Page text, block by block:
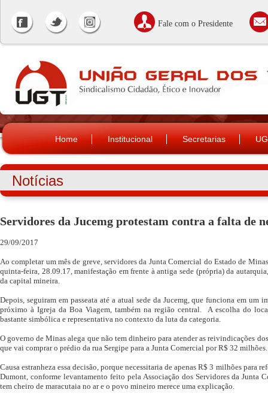
Fale com o Presidente
Home Institucional Secretarias
Notícias
Servidores da Jucemg protestam contra a falta de
29/09/2017
Ao completar um mês de greve, servidores da Junta Comercial do Estado de
quinta-feira, 28.09.17, manifestação em frente à antiga sede (própria) da
da capital mineira.
Depois, seguiram em passeata até a atual sede da Jucemg, que funciona em um
próximo à Igreja da Boa Viagem, também na região central. A escolha do
bastante simbólica e representativa no contexto da luta da categoria.
O governo de Minas alega que não tem dinheiro para atender as reivindicações
que vai comprar o prédio da rua Sergipe para a Junta Comercial por R$ 32
Causa estranheza essa decisão, porque necessitaria de apenas R$ 3 milhões para
Dumont, conforme levantamento feito pela Associação dos Servidores da Junta
tem cheiro de maracutaia no ar e o povo mineiro merece uma explicação.